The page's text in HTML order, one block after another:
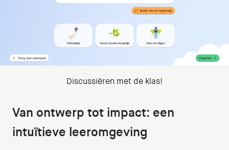
Discussiëren met de klas!
Van ontwerp tot impact: een
intuïtieve leeromgeving